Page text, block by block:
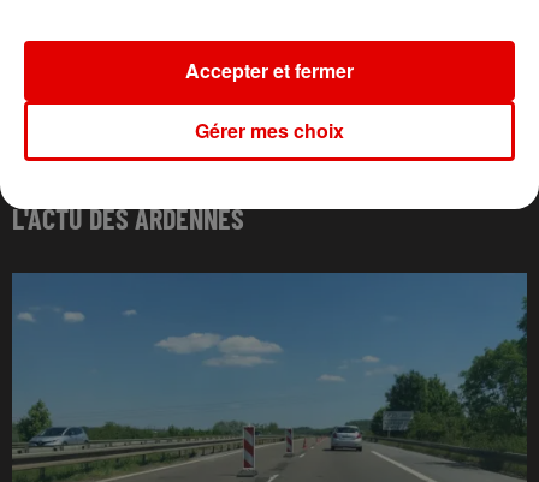
L'ACTU DES ARDENNES
Gérer mes choix
Accepter et fermer